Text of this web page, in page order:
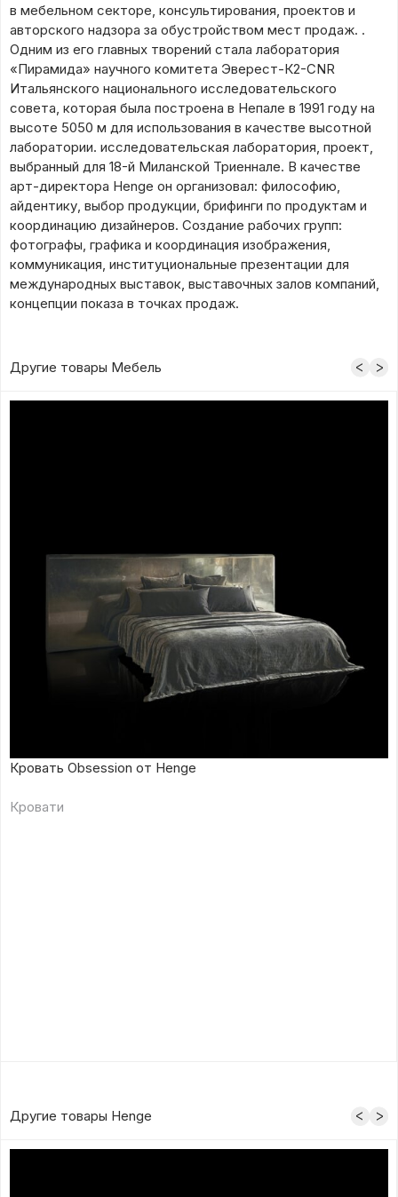
в мебельном секторе, консультирования, проектов и
авторского надзора за обустройством мест продаж. .
Одним из его главных творений стала лаборатория
«Пирамида» научного комитета Эверест-К2-CNR
Итальянского национального исследовательского
совета, которая была построена в Непале в 1991 году на
высоте 5050 м для использования в качестве высотной
лаборатории. исследовательская лаборатория, проект,
выбранный для 18-й Миланской Триеннале. В качестве
арт-директора Henge он организовал: философию,
айдентику, выбор продукции, брифинги по продуктам и
координацию дизайнеров. Создание рабочих групп:
фотографы, графика и координация изображения,
коммуникация, институциональные презентации для
международных выставок, выставочных залов компаний,
концепции показа в точках продаж.
Другие товары Мебель
Кровать Obsession от Henge
Кровати
Другие товары Henge